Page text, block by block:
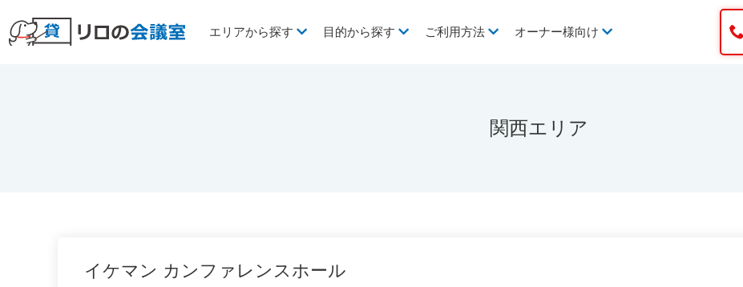
エリアから探す 目的から探す ご利用方法 オーナー様向け
関西エリア
イケマン カンファレンスホール